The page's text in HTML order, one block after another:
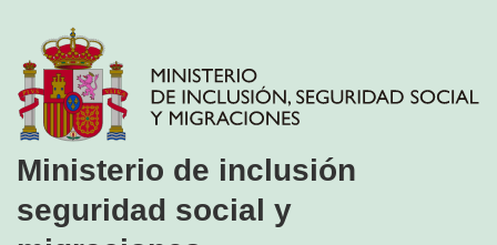
Ministerio de inclusión
seguridad social y